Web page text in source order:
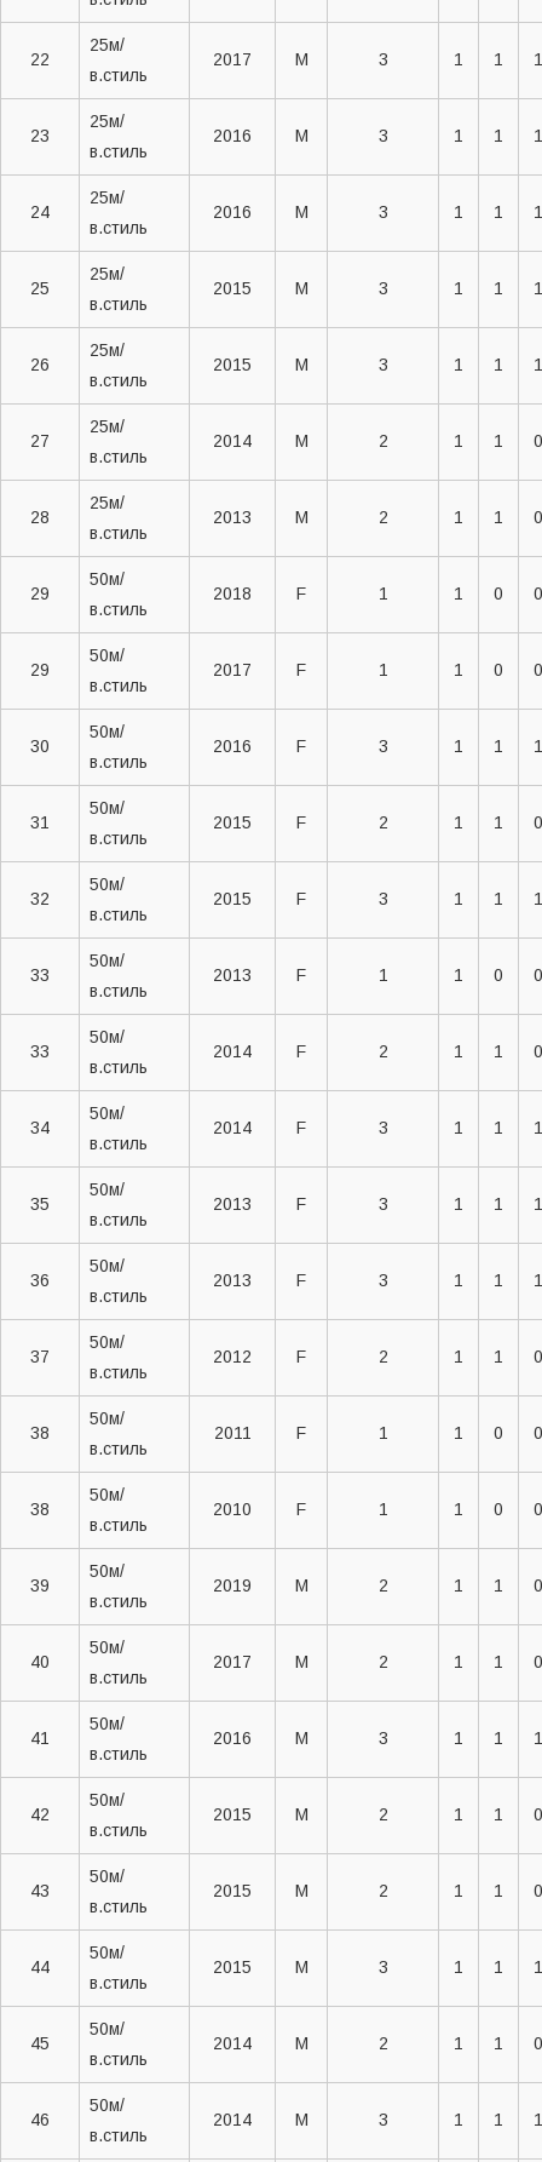
22
25м/
в.стиль
2017 M 3 1 1 1
23
25м/
в.стиль
2016 M 3 1 1 1
24
25м/
в.стиль
2016 M 3 1 1 1
25
25м/
в.стиль
2015 M 3 1 1 1
26
25м/
в.стиль
2015 M 3 1 1 1
27
25м/
в.стиль
2014 M 2 1 1 0
28
25м/
в.стиль
2013 M 2 1 1 0
29
50м/
в.стиль
2018 F 1 1 0 0
29
50м/
в.стиль
2017 F 1 1 0 0
30
50м/
в.стиль
2016 F 3 1 1 1
31
50м/
в.стиль
2015 F 2 1 1 0
32
50м/
в.стиль
2015 F 3 1 1 1
33
50м/
в.стиль
2013 F 1 1 0 0
33
50м/
в.стиль
2014 F 2 1 1 0
34
50м/
в.стиль
2014 F 3 1 1 1
35
50м/
в.стиль
2013 F 3 1 1 1
36
50м/
в.стиль
2013 F 3 1 1 1
37
50м/
в.стиль
2012 F 2 1 1 0
38
50м/
в.стиль
2011 F 1 1 0 0
38
50м/
в.стиль
2010 F 1 1 0 0
39
50м/
в.стиль
2019 M 2 1 1 0
40
50м/
в.стиль
2017 M 2 1 1 0
41
50м/
в.стиль
2016 M 3 1 1 1
42
50м/
в.стиль
2015 M 2 1 1 0
43
50м/
в.стиль
2015 M 2 1 1 0
44
50м/
в.стиль
2015 M 3 1 1 1
45
50м/
в.стиль
2014 M 2 1 1 0
46
50м/
в.стиль
2014 M 3 1 1 1